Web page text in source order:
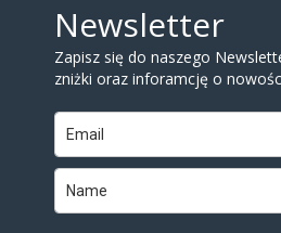
Newsletter
Zapisz się do naszego
zniżki oraz inforamcję o